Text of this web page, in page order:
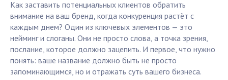
Как заставить потенциальных клиентов обратить
внимание на ваш бренд, когда конкуренция растёт с
каждым днем? Один из ключевых элементов — это
нейминг и слоганы. Они не просто слова, а точка зрения,
послание, которое должно зацепить. И первое, что нужно
понять: ваше название должно быть не просто
запоминающимся, но и отражать суть вашего бизнеса.